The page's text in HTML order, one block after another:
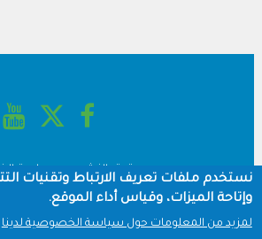
Footer حقوق النشر
سياسة
شروط الاستخدام
جميع الحقوق محفوظة © 1960-2025 جامعة الملك سعود
نستخدم ملفات تعريف الارتباط وتقنيات
وإتاحة الميزات، وقياس أداء الموقع.
لمزيد من المعلومات حول سياسة الخصوصية لدينا